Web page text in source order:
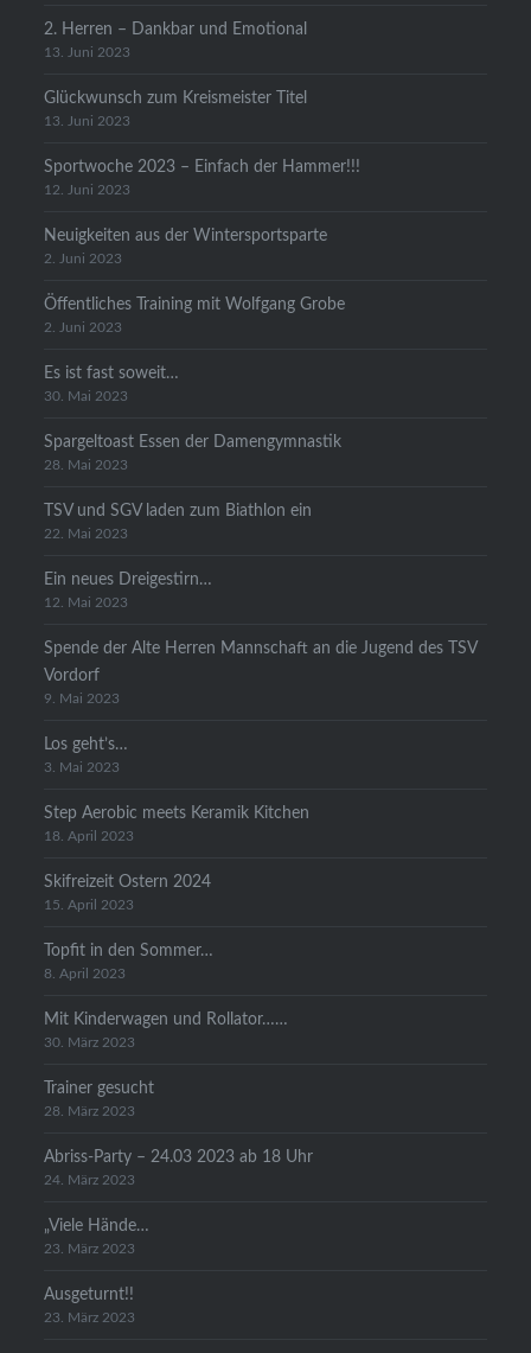
2. Herren – Dankbar und Emotional
13. Juni 2023
Glückwunsch zum Kreismeister Titel
13. Juni 2023
Sportwoche 2023 – Einfach der Hammer!!!
12. Juni 2023
Neuigkeiten aus der Wintersportsparte
2. Juni 2023
Öffentliches Training mit Wolfgang Grobe
2. Juni 2023
Es ist fast soweit…
30. Mai 2023
Spargeltoast Essen der Damengymnastik
28. Mai 2023
TSV und SGV laden zum Biathlon ein
22. Mai 2023
Ein neues Dreigestirn…
12. Mai 2023
Spende der Alte Herren Mannschaft an die Jugend des TSV
Vordorf
9. Mai 2023
Los geht’s…
3. Mai 2023
Step Aerobic meets Keramik Kitchen
18. April 2023
Skifreizeit Ostern 2024
15. April 2023
Topfit in den Sommer…
8. April 2023
Mit Kinderwagen und Rollator……
30. März 2023
Trainer gesucht
28. März 2023
Abriss-Party – 24.03 2023 ab 18 Uhr
24. März 2023
„Viele Hände…
23. März 2023
Ausgeturnt!!
23. März 2023